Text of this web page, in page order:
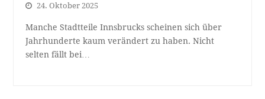
24. Oktober 2025
Manche Stadtteile Innsbrucks scheinen sich über
Jahrhunderte kaum verändert zu haben. Nicht
selten fällt bei…